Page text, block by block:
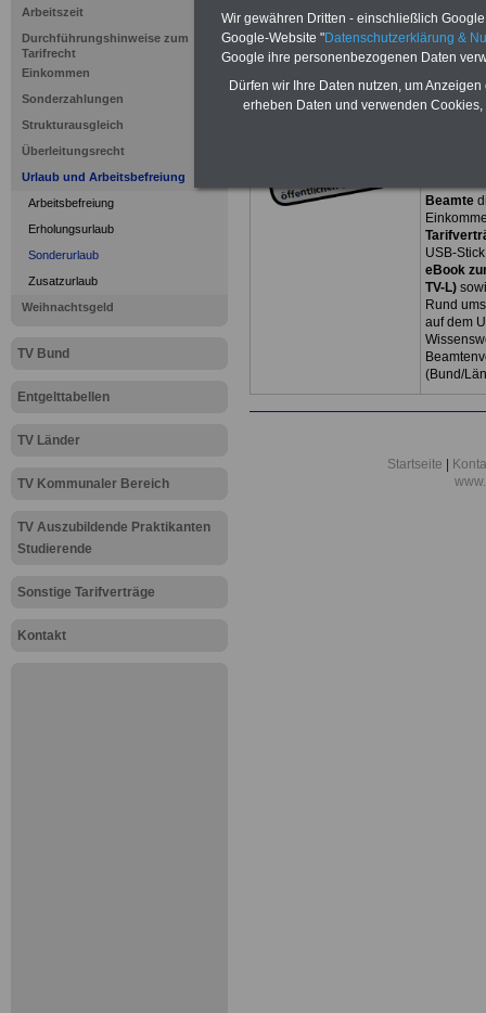
Arbeitszeit
Durchführungshinweise zum
Tarifrecht
Einkommen
Sonderzahlungen
Strukturausgleich
Überleitungsrecht
Urlaub und Arbeitsbefreiung
Arbeitsbefreiung
Erholungsurlaub
Sonderurlaub
Zusatzurlaub
Weihnachtsgeld
TV Bund
Entgelttabellen
TV Länder
TV Kommunaler Bereich
TV Auszubildende Praktikanten
Studierende
Sonstige Tarifverträge
Kontakt
Unsere Link-TIPPs:
Iwww.tarif-oed.deI
Beamte
USB-
eBook
TV-L)
Rund
auf dem
(Bund/
Startseite
Wir gewähren Dritten - einschließlich
Google-Website "Datenschutzerklärung &
Google ihre personenbezogenen Daten
Dürfen wir Ihre Daten nutzen, um
erheben Daten und verwenden